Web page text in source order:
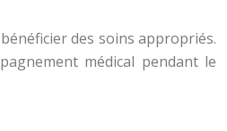
des soins appropriés.
médical pendant le